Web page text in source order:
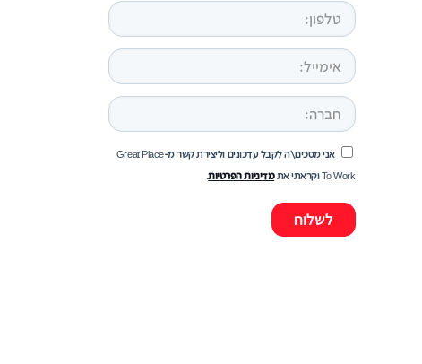
אני מסכים\ה לקבל עדכונים וליצירת קשר מ-Great Place
To Work וקראתי את
מדיניות הפרטיות.